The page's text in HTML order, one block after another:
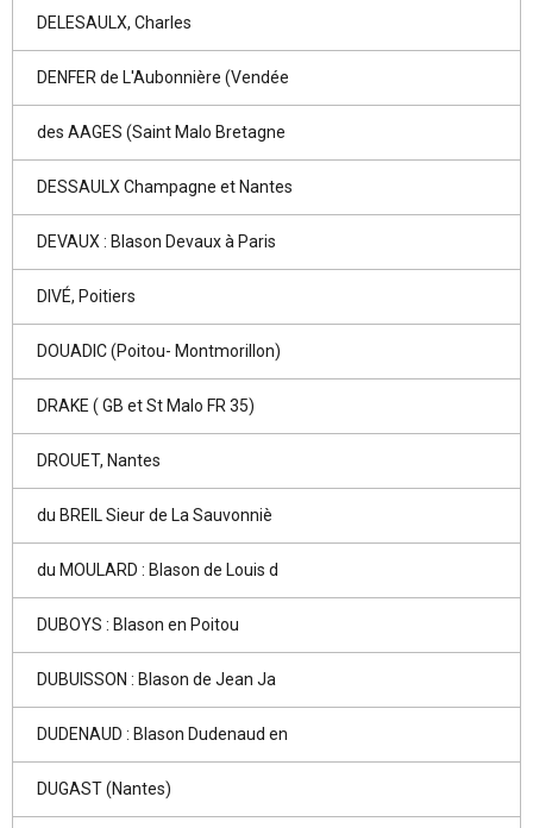
DELESAULX, Charles
DENFER de L'Aubonnière (Vendée
des AAGES (Saint Malo Bretagne
DESSAULX Champagne et Nantes
DEVAUX : Blason Devaux à Paris
DIVÉ, Poitiers
DOUADIC (Poitou- Montmorillon)
DRAKE ( GB et St Malo FR 35)
DROUET, Nantes
du BREIL Sieur de La Sauvonniè
du MOULARD : Blason de Louis d
DUBOYS : Blason en Poitou
DUBUISSON : Blason de Jean Ja
DUDENAUD : Blason Dudenaud en
DUGAST (Nantes)